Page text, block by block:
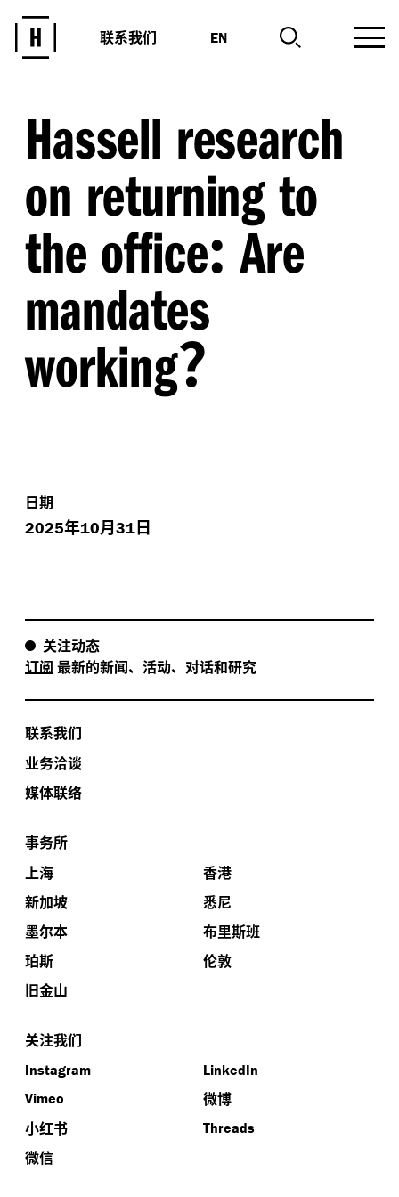
联系我们 EN
Hassell research
on returning to
the office: Are
mandates
working?
日期
2025年10月31日
关注动态
订阅 最新的新闻、活动、对话和研究
联系我们
业务洽谈
媒体联络
事务所
上海
香港
新加坡
悉尼
墨尔本
布里斯班
珀斯
伦敦
旧金山
关注我们
Instagram
LinkedIn
Vimeo
微博
小红书
Threads
微信